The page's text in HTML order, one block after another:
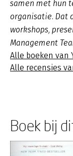
samen met hun
organisatie. Dat
workshops,
Management
Alle boeken van
Alle recensies
Boek bij